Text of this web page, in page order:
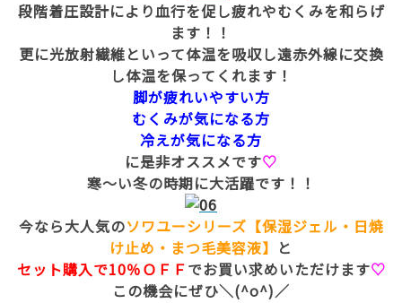
段階着圧設計により血行を促し疲れやむくみを和らげ
ます！！
更に光放射繊維といって体温を吸収し遠赤外線に交換
し体温を保ってくれます！
脚が疲れいやすい方
むくみが気になる方
冷えが気になる方
に是非オススメです♡
寒～い冬の時期に大活躍です！！
今なら大人気のソワユーシリーズ【保湿ジェル・日焼
け止め・まつ毛美容液】 と
セット購入で10％ＯＦＦでお買い求めいただけます♡
この機会にぜひ＼(^o^)／